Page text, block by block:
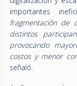
importantes
fragmentación de
distintos
provocando
costos y menor
señaló.